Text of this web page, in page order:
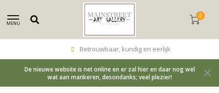
MENU
0
Betrouwbaar, kundig en eerlijk
De nieuwe website is net online en er zal hier en daar nog wel
wat aan mankeren, desondanks; veel plezier!